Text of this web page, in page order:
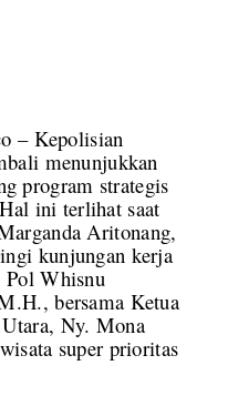
– Kepolisian
menunjukkan
program strategis
ini terlihat saat
Aritonang,
kunjungan kerja
Pol Whisnu
bersama Ketua
Ny. Mona
super prioritas